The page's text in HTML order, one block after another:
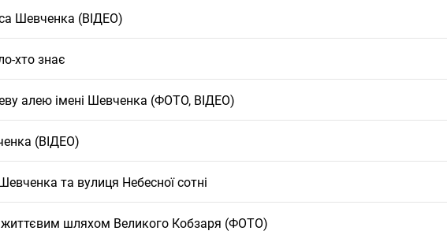
Шевченка (ВІДЕО)
хто знає
алею імені Шевченка (ФОТО, ВІДЕО)
(ВІДЕО)
та вулиця Небесної сотні
життєвим шляхом Великого Кобзаря (ФОТО)